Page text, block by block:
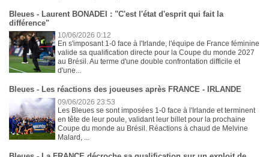
Bleues - Laurent BONADEI : "C'est l'état d'esprit qui fait la
différence"
10/06/2026 0:12
En s'imposant 1-0 face à l'Irlande, l'équipe de France féminine
valide sa qualification directe pour la Coupe du monde 2027
au Brésil. Au terme d'une double confrontation difficile et
d'une...
Bleues - Les réactions des joueuses après FRANCE - IRLANDE
09/06/2026 23:53
Les Bleues se sont imposées 1-0 face à l'Irlande et terminent
en tête de leur poule, validant leur billet pour la prochaine
Coupe du monde au Brésil. Réactions à chaud de Melvine
Malard, ...